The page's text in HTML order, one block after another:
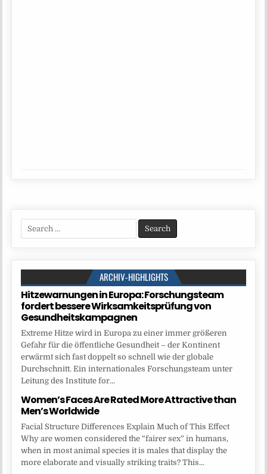
Search
for:
ARCHIV-HIGHLIGHTS
Hitzewarnungen in Europa: Forschungsteam
fordert bessere Wirksamkeitsprüfung von
Gesundheitskampagnen
Extreme Hitze wird in Europa zu einer immer größeren
Gefahr für die öffentliche Gesundheit – der Kontinent
erwärmt sich fast doppelt so schnell wie der globale
Durchschnitt. Ein internationales Forschungsteam unter
Leitung des Institute for...
Women’s Faces Are Rated More Attractive than
Men’s Worldwide
Facial Structure Differences Explain Much of This Effect
Why are women considered the “fairer sex” in humans,
when in most animal species it is males that display the
more elaborate and visually striking traits? This...